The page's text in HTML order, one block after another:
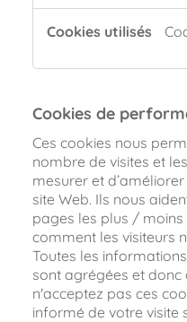
Cookies de
Ces cookies nous
nombre de visites et
mesurer et
site Web. Ils nous
pages les plus / moins
comment les visiteurs
Toutes les
sont agrégées et donc
n'acceptez pas ces
informé de votre visite